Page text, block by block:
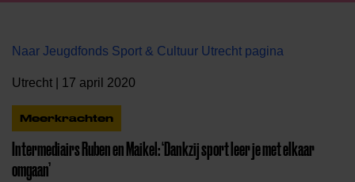
Naar Jeugdfonds Sport & Cultuur Utrecht pagina
Utrecht | 17 april 2020
Meerkrachten
Intermediairs Ruben en Maikel: ‘Dankzij sport leer je met elkaar
omgaan’